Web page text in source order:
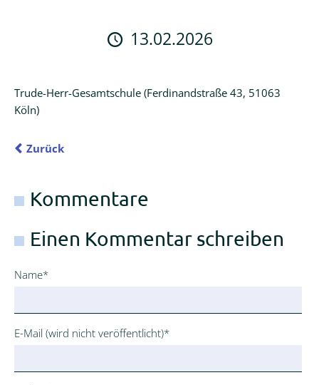
13.02.2026
Trude-Herr-Gesamtschule (Ferdinandstraße 43, 51063
Köln)
Zurück
Kommentare
Einen Kommentar schreiben
Pflichtfeld
Name*
Pflichtfeld
E-Mail (wird nicht veröffentlicht)*